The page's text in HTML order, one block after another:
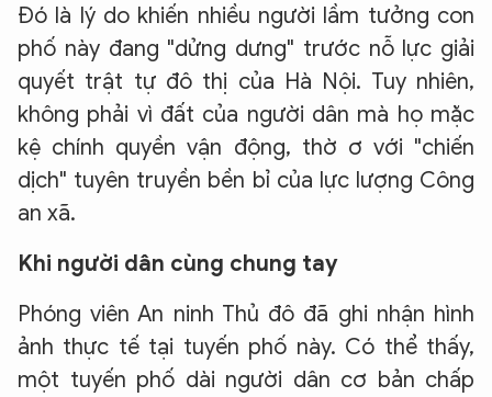
Đó là lý do khiến nhiều người lầm tưởng con
phố này đang "dửng dưng" trước nỗ lực giải
quyết trật tự đô thị của Hà Nội. Tuy nhiên,
không phải vì đất của người dân mà họ mặc
kệ chính quyền vận động, thờ ơ với "chiến
dịch" tuyên truyền bền bỉ của lực lượng Công
an xã.
Khi người dân cùng chung tay
Phóng viên An ninh Thủ đô đã ghi nhận hình
ảnh thực tế tại tuyến phố này. Có thể thấy,
một tuyến phố dài người dân cơ bản chấp